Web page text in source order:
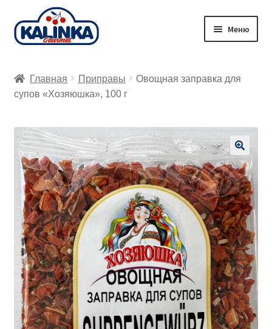
Перейти
к
Перейти
к
Меню
Заказ онлайн
Магазины
Доставка
Корзина
Главная Приправы
Овощная заправка для
супов «Хозяюшка», 100 г
🔍